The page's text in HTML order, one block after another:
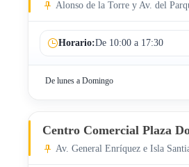
Alonso de la Torre y Av. del
Horario:De 10:00 a 17:30
De lunes a Domingo
Centro Comercial Plaza
Av. General Enríquez e Isla